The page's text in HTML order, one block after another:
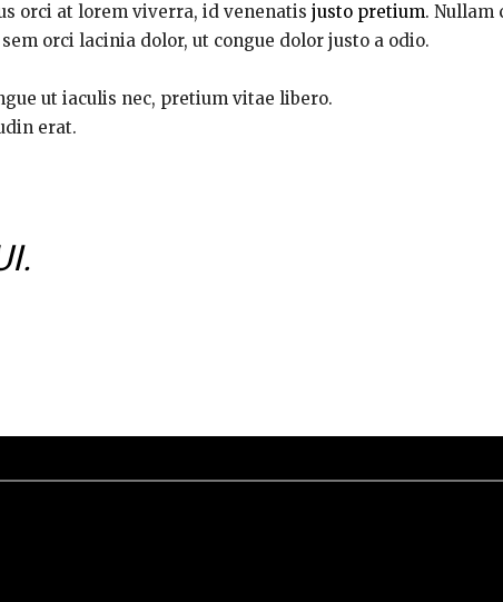
orci at lorem viverra, id venenatis justo pretium. Nullam
orci lacinia dolor, ut congue dolor justo a odio.
ut iaculis nec, pretium vitae libero.
erat.